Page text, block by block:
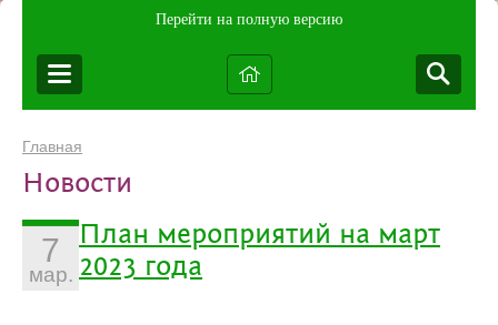
Перейти на полную версию
Главная
Новости
7
мар.
План мероприятий на март
2023 года